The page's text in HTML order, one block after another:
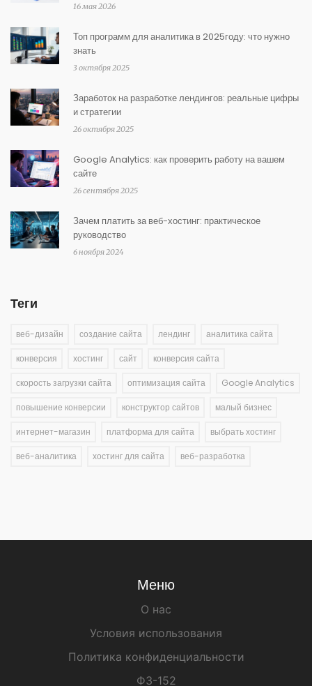
16 мая 2026
Топ программ для аналитика в 2025году: что нужно
знать
3 октября 2025
Заработок на разработке лендингов: реальные цифры
и стратегии
26 октября 2025
Google Analytics: как проверить работу на вашем
сайте
26 сентября 2025
Зачем платить за веб-хостинг: практическое
руководство
6 ноября 2024
Теги
веб-дизайн создание сайта лендинг аналитика сайта
конверсия хостинг сайт конверсия сайта
скорость загрузки сайта оптимизация сайта Google Analytics
повышение конверсии конструктор сайтов малый бизнес
интернет-магазин платформа для сайта выбрать хостинг
веб-аналитика хостинг для сайта веб-разработка
Меню
О нас
Условия использования
Политика конфиденциальности
ФЗ-152